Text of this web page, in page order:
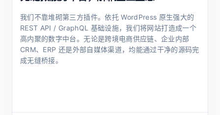
我们不靠堆砌第三方插件。依托 WordPress 原生强大的
REST API / GraphQL 基础设施，我们将网站打造成一个
高内聚的数字中台。无论是跨境电商供应链、企业内部
CRM、ERP 还是外部自媒体渠道，均能通过干净的源码完
成无缝桥接。